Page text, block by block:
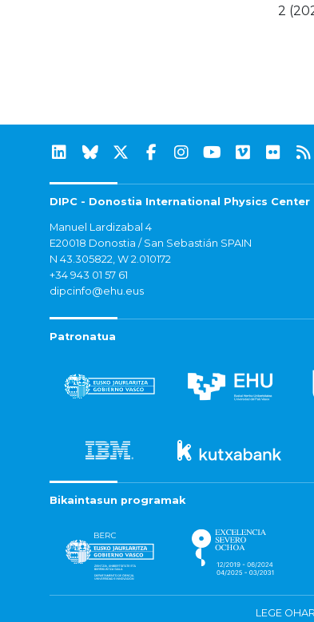
2
DIPC - Donostia International Physics Center
Manuel Lardizabal 4
E20018 Donostia / San Sebastián SPAIN
N 43.305822, W 2.010172
+34 943 01 57 61
dipcinfo@ehu.eus
Patronatua
Bikaintasun programak
LEGE